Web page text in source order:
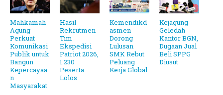
Mahkamah
Agung
Perkuat
Komunikasi
Publik untuk
Bangun
Kepercayaa
n
Masyarakat
Hasil
Rekrutmen
Tim
Ekspedisi
Patriot 2026,
1.230
Peserta
Lolos
Kemendikd
asmen
Dorong
Lulusan
SMK Rebut
Peluang
Kerja Global
Kejagung
Geledah
Kantor BGN,
Dugaan Jual
Beli SPPG
Diusut